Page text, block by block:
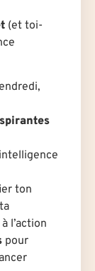
(et toi-
ton
l’action
pour